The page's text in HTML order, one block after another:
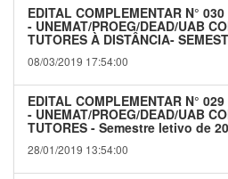
EDITAL COMPLEMENTAR N°
- UNEMAT/PROEG/DEAD/UAB
TUTORES À DISTÂNCIA-
08/03/2019 17:54:00
EDITAL COMPLEMENTAR N°
- UNEMAT/PROEG/DEAD/UAB
TUTORES - Semestre letivo de
28/01/2019 13:54:00